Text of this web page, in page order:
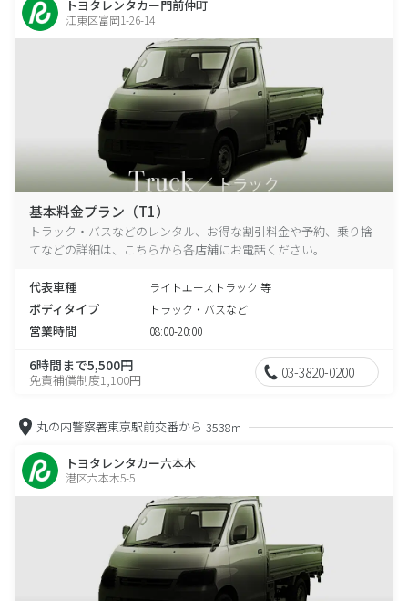
トヨタレンタカー門前仲町
江東区富岡1-26-14
基本料金プラン（T1）
トラック・バスなどのレンタル、お得な割引料金や予約、乗り捨
てなどの詳細は、こちらから各店舗にお電話ください。
代表車種 ライトエーストラック 等
ボディタイプ トラック・バスなど
営業時間 08:00-20:00
6時間まで5,500円
免責補償制度1,100円 03-3820-0200
丸の内警察署東京駅前交番から 3538m
トヨタレンタカー六本木
港区六本木5-5